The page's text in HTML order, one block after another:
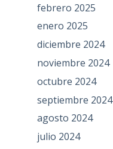
febrero 2025
enero 2025
diciembre 2024
noviembre 2024
octubre 2024
septiembre 2024
agosto 2024
julio 2024